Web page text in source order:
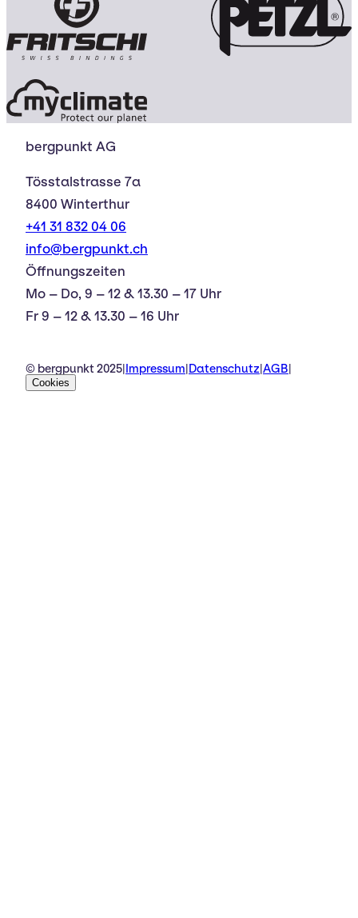
bergpunkt AG
Tösstalstrasse 7a
8400 Winterthur
+41 31 832 04 06
info@bergpunkt.ch
Öffnungszeiten
Mo – Do, 9 – 12 & 13.30 – 17 Uhr
Fr 9 – 12 & 13.30 – 16 Uhr
© bergpunkt 2025 Impressum Datenschutz AGB
Cookies